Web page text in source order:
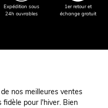
Expédition sous
24h ouvrables
1er retour et
échange gratuit
nos meilleures ventes
fidèle pour l'hiver. Bien